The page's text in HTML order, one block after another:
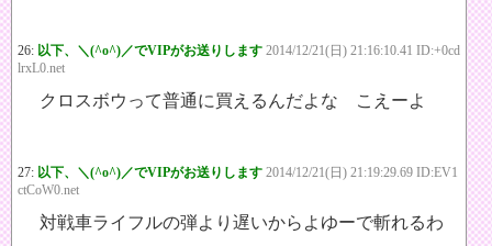
26: 以下、＼(^o^)／でVIPがお送りします 2014/12/21(日) 21:16:10.41 ID:+0cd
lrxL0.net
クロスボウって普通に買えるんだよな こえーよ
27: 以下、＼(^o^)／でVIPがお送りします 2014/12/21(日) 21:19:29.69 ID:EV1
ctCoW0.net
対戦車ライフルの弾より遅いからよゆーで斬れるわ